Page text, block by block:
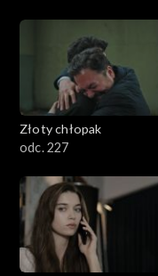
Złoty chłopak
odc. 227